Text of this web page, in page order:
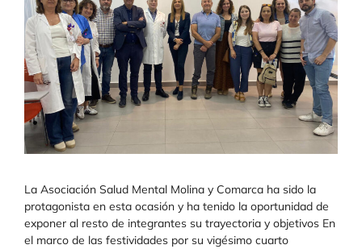
La Asociación Salud Mental Molina y Comarca ha sido la
protagonista en esta ocasión y ha tenido la oportunidad de
exponer al resto de integrantes su trayectoria y objetivos En
el marco de las festividades por su vigésimo cuarto